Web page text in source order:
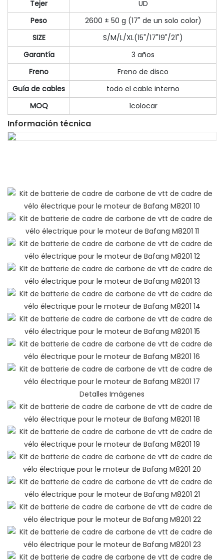
Tejer
UD
Peso
2600 ± 50 g (17" de un solo color)
SIZE
S/M/L/XL(15"/17"19"/21")
Garantía
3 años
Freno
Freno de disco
Guía de cables
todo el cable interno
MOQ
1colocar
Información técnica
Detalles Imágenes